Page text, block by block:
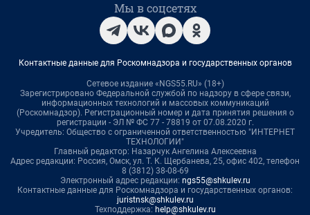
Мы в соцсетях
Контактные данные для Роскомнадзора и государственных органов
Сетевое издание «NGS55.RU» (18+)
Зарегистрировано Федеральной службой по надзору в сфере связи,
информационных технологий и массовых коммуникаций
(Роскомнадзор). Регистрационный номер и дата принятия решения о
регистрации - ЭЛ № ФС 77 - 78819 от 07.08.2020 г.
Учредитель: Общество с ограниченной ответственностью "ИНТЕРНЕТ
ТЕХНОЛОГИИ"
Главный редактор: Назарчук Ангелина Алексеевна
Адрес редакции: Россия, Омск, ул. Т. К. Щербанева, 25, офис 402, телефон
8 (3812) 38-08-69
Электронный адрес редакции: ngs55@shkulev.ru
Контактные данные для Роскомнадзора и государственных органов:
juristnsk@shkulev.ru
Техподдержка: help@shkulev.ru